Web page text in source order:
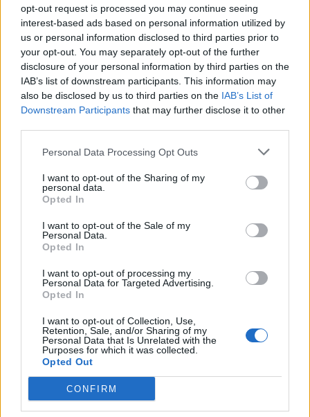
opt-out request is processed you may continue seeing
interest-based ads based on personal information utilized by
us or personal information disclosed to third parties prior to
your opt-out. You may separately opt-out of the further
disclosure of your personal information by third parties on the
IAB’s list of downstream participants. This information may
also be disclosed by us to third parties on the IAB’s List of
Downstream Participants that may further disclose it to other
Personal Data Processing Opt Outs
I want to opt-out of the Sharing of my
personal data.
Opted In
I want to opt-out of the Sale of my
Personal Data.
Opted In
I want to opt-out of processing my
Personal Data for Targeted Advertising.
Opted In
I want to opt-out of Collection, Use,
Retention, Sale, and/or Sharing of my
Personal Data that Is Unrelated with the
Purposes for which it was collected.
Opted Out
CONFIRM
EinfacheZahlung
Wir suchen die beste Zahlungslösung mit der
Möglichkeit des Einstiegs ohne Anfangsinvestition oder
Finanzierung.